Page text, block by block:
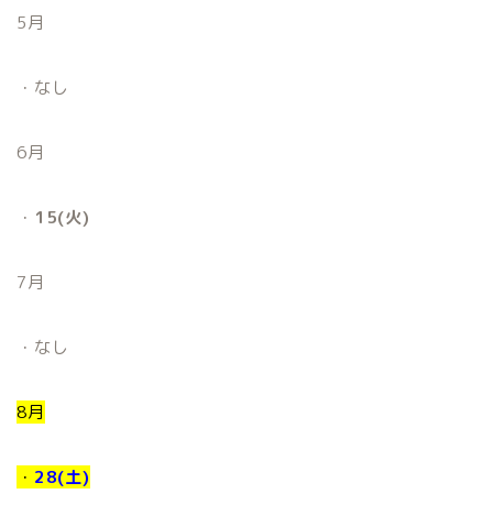
5月
・なし
6月
・ 15(火)
7月
・なし
8月
・ 28(土)